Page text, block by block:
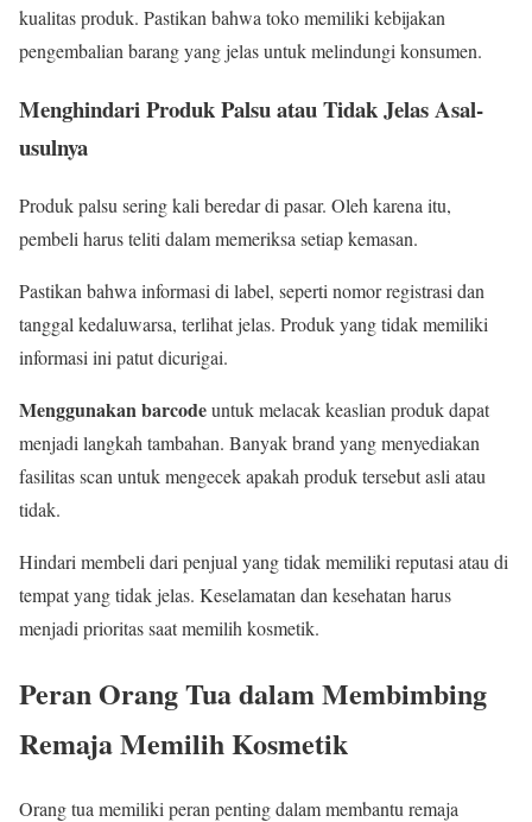
kualitas produk. Pastikan bahwa toko memiliki kebijakan
pengembalian barang yang jelas untuk melindungi konsumen.
Menghindari Produk Palsu atau Tidak Jelas Asal-
usulnya
Produk palsu sering kali beredar di pasar. Oleh karena itu,
pembeli harus teliti dalam memeriksa setiap kemasan.
Pastikan bahwa informasi di label, seperti nomor registrasi dan
tanggal kedaluwarsa, terlihat jelas. Produk yang tidak memiliki
informasi ini patut dicurigai.
Menggunakan barcodeuntuk melacak keaslian produk dapat
menjadi langkah tambahan. Banyak brand yang menyediakan
fasilitas scan untuk mengecek apakah produk tersebut asli atau
tidak.
Hindari membeli dari penjual yang tidak memiliki reputasi atau di
tempat yang tidak jelas. Keselamatan dan kesehatan harus
menjadi prioritas saat memilih kosmetik.
Peran Orang Tua dalam Membimbing
Remaja Memilih Kosmetik
Orang tua memiliki peran penting dalam membantu remaja